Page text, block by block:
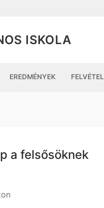
ISKOLA
EREDMÉNYEK FELVÉTEL
a felsősöknek